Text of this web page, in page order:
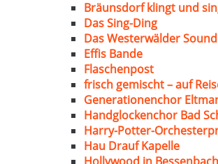
Bräunsdorf klingt und
Das Sing-Ding
Das Westerwälder
Effis Bande
Flaschenpost
frisch gemischt – auf
Generationenchor
Handglockenchor Bad
Harry-Potter-
Hau Drauf Kapelle